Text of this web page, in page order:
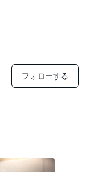
フォローする